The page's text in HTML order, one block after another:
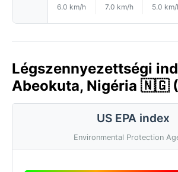
6.0 km/h 7.0 km/h 5.0 km/
Légszennyezettségi
Abeokuta, Nigéria 🇳🇬
US EPA index
Environmental Protection